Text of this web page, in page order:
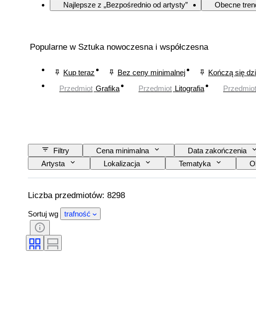
Najlepsze z „Bezpośrednio od artysty”
Obecne
Popularne w Sztuka nowoczesna i współczesna
Kup teraz Bez ceny minimalnej Kończą się
Przedmiot Grafika Przedmiot Litografia Przedmiot
Filtry Cena minimalna Data zakończenia
Artysta
Lokalizacja Tematyka
Liczba przedmiotów: 8298
Sortuj wg trafność